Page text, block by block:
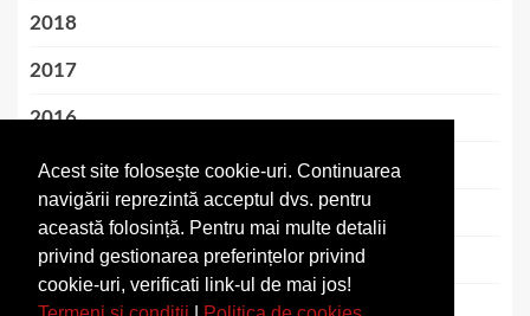
Acest site folosește cookie-uri. Continuarea
navigării reprezintă acceptul dvs. pentru
această folosință. Pentru mai multe detalii
privind gestionarea preferințelor privind
cookie-uri, verificati link-ul de mai jos!
2018
2017
2016
2015
2014
2013
2012